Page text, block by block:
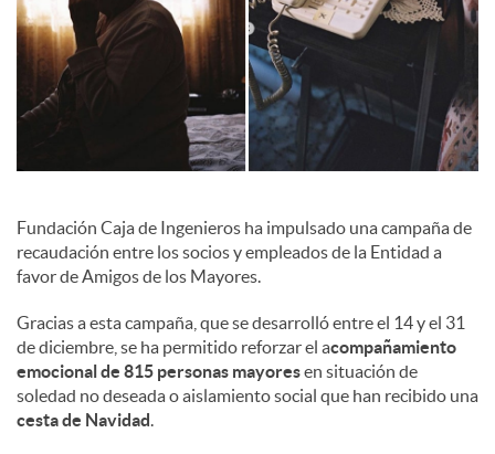
l
e
s
Fundación Caja de Ingenieros ha impulsado una campaña de
recaudación entre los socios y empleados de la Entidad a
favor de Amigos de los Mayores.
Gracias a esta campaña, que se desarrolló entre el 14 y el 31
de diciembre, se ha permitido reforzar el acompañamiento
emocional de 815 personas mayoresen situación de
soledad no deseada o aislamiento social que han recibido una
cesta de Navidad.